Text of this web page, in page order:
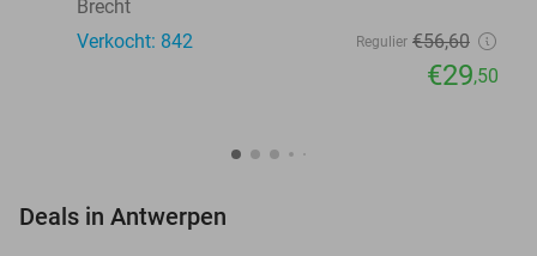
Brecht
Verkocht: 842
Regulier €56,60
€29,50
Deals in Antwerpen